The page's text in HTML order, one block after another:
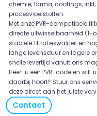
chemie, farma, coatings,
procesvloeistoffen.
Met onze PVR-compatibele
directe uitwisselbaarheid (1-
stabiele filtratiekwaliteit en
lange levensduur en lagere
snelle levertijd vanuit ons
Heeft u een PVR-code en wilt
daarbij hoort? Stuur ons
deze direct aan het juiste
Contact